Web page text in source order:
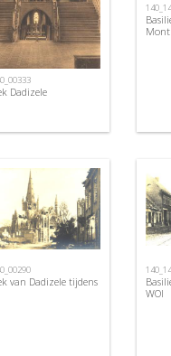
Dadizele
van Dadizele tijdens
WOI